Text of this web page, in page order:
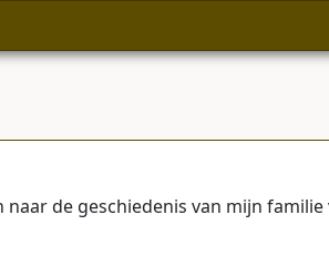
de geschiedenis van mijn